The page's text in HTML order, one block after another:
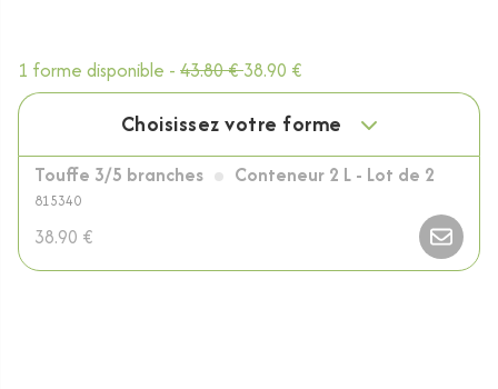
1 forme disponible - 43.80 €38.90 €
Choisissez votre forme
Touffe 3/5 branches Conteneur 2 L - Lot de 2
815340
38.90 €